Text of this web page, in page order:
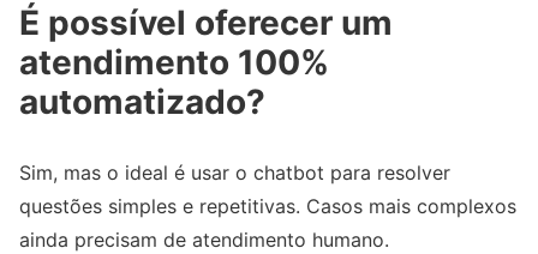
É possível oferecer um
atendimento 100%
automatizado?
Sim, mas o ideal é usar o chatbot para resolver
questões simples e repetitivas. Casos mais complexos
ainda precisam de atendimento humano.